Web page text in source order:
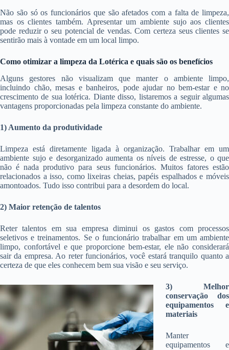
Não são só os funcionários que são afetados com a falta de limpeza,
mas os clientes também. Apresentar um ambiente sujo aos clientes
pode reduzir o seu potencial de vendas. Com certeza seus clientes se
sentirão mais à vontade em um local limpo.
Como otimizar a limpeza da Lotérica e quais são os benefícios
Alguns gestores não visualizam que manter o ambiente limpo,
incluindo chão, mesas e banheiros, pode ajudar no bem-estar e no
crescimento de sua lotérica. Diante disso, listaremos a seguir algumas
vantagens proporcionadas pela limpeza constante do ambiente.
1) Aumento da produtividade
Limpeza está diretamente ligada à organização. Trabalhar em um
ambiente sujo e desorganizado aumenta os níveis de estresse, o que
não é nada produtivo para seus funcionários. Muitos fatores estão
relacionados a isso, como lixeiras cheias, papéis espalhados e móveis
amontoados. Tudo isso contribui para a desordem do local.
2) Maior retenção de talentos
Reter talentos em sua empresa diminui os gastos com processos
seletivos e treinamentos. Se o funcionário trabalhar em um ambiente
limpo, confortável e que proporcione bem-estar, ele não considerará
sair da empresa. Ao reter funcionários, você estará tranquilo quanto a
certeza de que eles conhecem bem sua visão e seu serviço.
3) Melhor
conservação dos
equipamentos e
materiais
Manter
equipamentos e